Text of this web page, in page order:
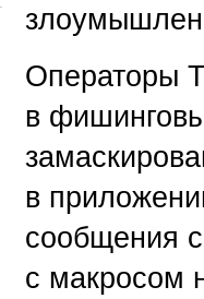
Операторы
в
в
сообщения
с макросом